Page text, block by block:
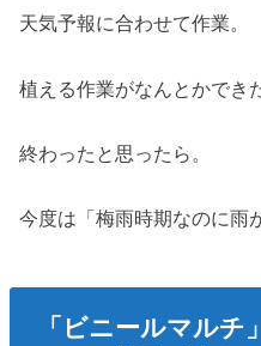
天気予報に合わせて作業。
植える作業がなんとかでき
終わったと思ったら。
今度は「梅雨時期なのに雨
「ビニールマルチ